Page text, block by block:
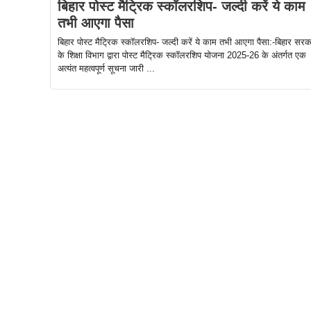
बिहार पोस्ट मैट्रिक स्कॉलरशिप- जल्दी करें ये काम
तभी आएगा पैसा
बिहार पोस्ट मैट्रिक स्कॉलरशिप- जल्दी करें ये काम तभी आएगा पैसा:-बिहार
के शिक्षा विभाग द्वारा पोस्ट मैट्रिक स्कॉलरशिप योजना 2025-26 के अंतर्गत एक
अत्यंत महत्वपूर्ण सूचना जारी ...